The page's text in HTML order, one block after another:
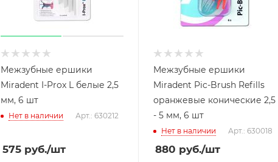
Межзубные ершики
Miradent I-Prox L белые 2,5
мм, 6 шт
Нет в наличии Арт.: 630212
575руб./шт
Межзубные ершики
Miradent Pic-Brush Refills
оранжевые конические 2,5
- 5 мм, 6 шт
Нет в наличии Арт.: 630018
880 руб./шт